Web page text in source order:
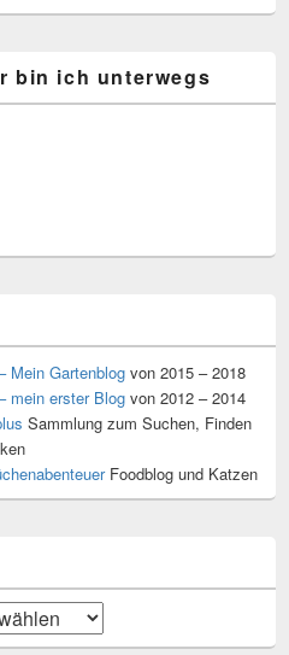
bin ich unterwegs
Mein Gartenblogvon 2015 – 2018
mein erster Blogvon 2012 – 2014
Sammlung zum Suchen, Finden
Foodblog und Katzen